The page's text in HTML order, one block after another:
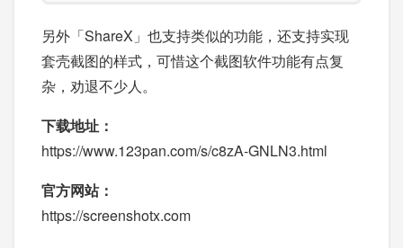
另外「ShareX」也支持类似的功能，还支持实现
套壳截图的样式，可惜这个截图软件功能有点复
杂，劝退不少人。
下载地址：
https://www.123pan.com/s/c8zA-GNLN3.html
官方网站：
https://screenshotx.com